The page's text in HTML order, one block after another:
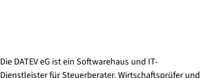
Die DATEV eG ist ein Softwarehaus und IT-
Dienstleister für Steuerberater, Wirtschaftsprüfer und